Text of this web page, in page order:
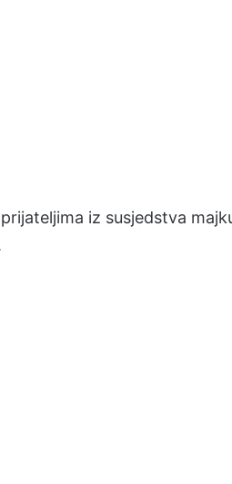
iz susjedstva